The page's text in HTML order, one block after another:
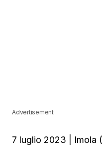
Advertisement
7 luglio 2023 | Imola